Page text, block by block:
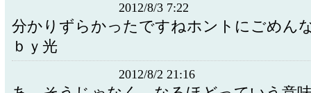
2012/8/3 7:22
分かりずらかったですねホントにごめん
ｂｙ光
2012/8/2 21:16